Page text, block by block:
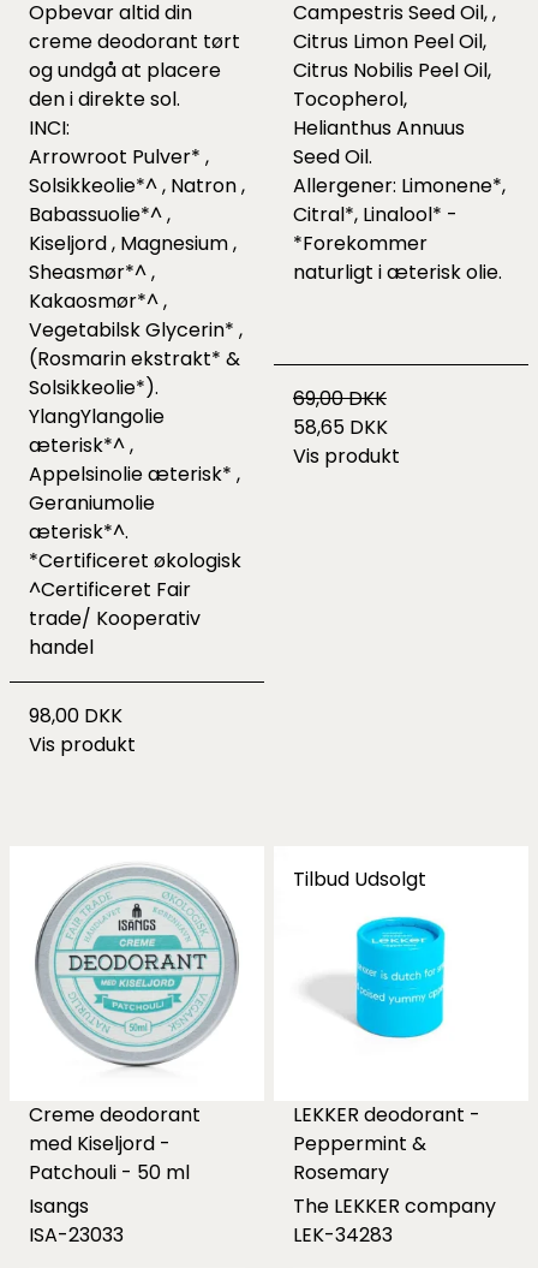
Opbevar altid din
creme deodorant tørt
og undgå at placere
den i direkte sol.
INCI:
Arrowroot Pulver* ,
Solsikkeolie*^ , Natron ,
Babassuolie*^ ,
Kiseljord , Magnesium ,
Sheasmør*^ ,
Kakaosmør*^ ,
Vegetabilsk Glycerin* ,
(Rosmarin ekstrakt* &
Solsikkeolie*).
YlangYlangolie
æterisk*^ ,
Appelsinolie æterisk* ,
Geraniumolie
æterisk*^.
*Certificeret økologisk
^Certificeret Fair
trade/ Kooperativ
handel
98,00 DKK
Vis produkt
Campestris Seed Oil, ,
Citrus Limon Peel Oil,
Citrus Nobilis Peel Oil,
Tocopherol,
Helianthus Annuus
Seed Oil.
Allergener: Limonene*,
Citral*, Linalool* -
*Forekommer
naturligt i æterisk olie.
69,00 DKK
58,65 DKK
Vis produkt
Creme deodorant
med Kiseljord -
Patchouli - 50 ml
Isangs
ISA-23033
Tilbud Udsolgt
LEKKER deodorant -
Peppermint &
Rosemary
The LEKKER company
LEK-34283